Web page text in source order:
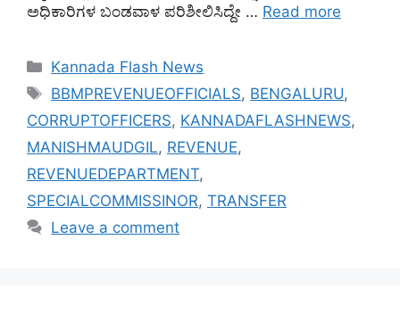
ಅಧಿಕಾರಿಗಳ ಬಂಡವಾಳ ಪರಿಶೀಲಿಸಿದ್ದೇ … Read more
Categories
Kannada Flash News
Tags
BBMPREVENUEOFFICIALS, BENGALURU,
CORRUPTOFFICERS, KANNADAFLASHNEWS,
MANISHMAUDGIL, REVENUE,
REVENUEDEPARTMENT,
SPECIALCOMMISSINOR, TRANSFER
Leave a comment